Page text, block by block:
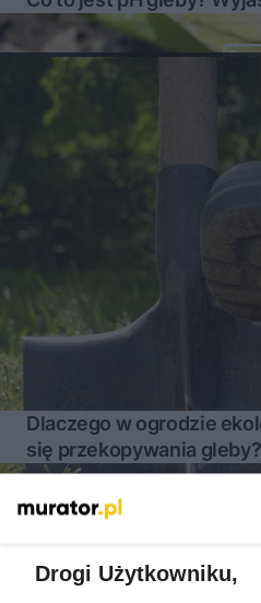
Dlaczego w ogrodzie
się przekopywania gleby?
Drogi Użytkowniku,